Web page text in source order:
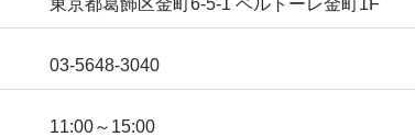
03-5648-3040
11:00～15:00